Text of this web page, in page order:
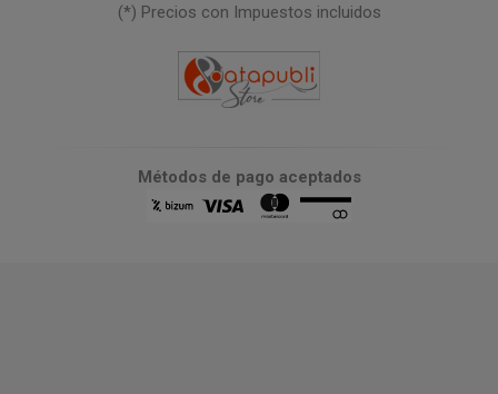
(*) Precios con Impuestos incluidos
Métodos de pago aceptados